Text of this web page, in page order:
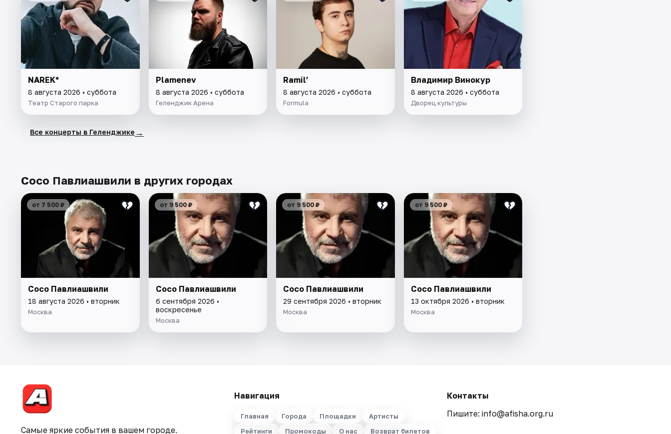
NAREK*
8 августа 2026 • суббота
Театр Старого паркa
Plamenev
8 августа 2026 • суббота
Геленджик Арена
Ramil’
8 августа 2026 • суббота
Formula
Владимир Винокур
8 августа 2026 • суббота
Дворец культуры
Все концерты в Геленджике →
Сосо Павлиашвили в других городах
от 7 500 ₽
Сосо Павлиашвили
18 августа 2026 • вторник
Москва
от 9 500 ₽
Сосо Павлиашвили
6 сентября 2026 •
воскресенье
Москва
от 9 500 ₽
Сосо Павлиашвили
29 сентября 2026 • вторник
Москва
от 9 500 ₽
Сосо Павлиашвили
13 октября 2026 • вторник
Москва
Самые яркие события в вашем городе.
Навигация
Главная Города Площадки
Артисты
Рейтинги
Промокоды О нас Возврат билетов
Контакты
Пишите: info@afisha.org.ru